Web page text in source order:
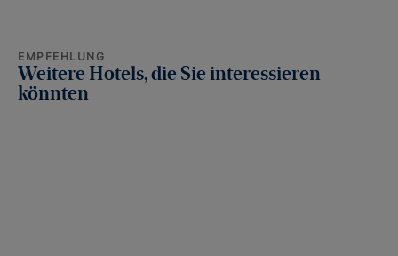
EMPFEHLUNG
Weitere Hotels, die Sie interessieren
könnten